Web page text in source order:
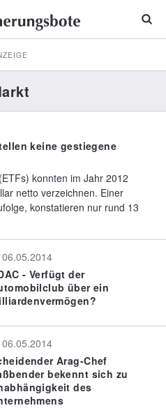
keine gestiegene
konnten im Jahr 2012
netto verzeichnen. Einer
konstatieren nur rund 13
06.05.2014
- Verfügt der
über ein
06.05.2014
Arag-Chef
bekennt sich zu
des